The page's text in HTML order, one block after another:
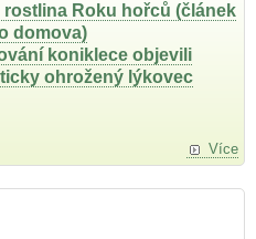
Roku hořců (článek
domova)
koniklece objevili
ohrožený lýkovec
Více